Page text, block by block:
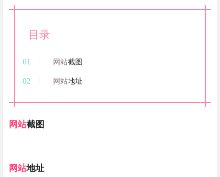
目录
网站截图
网站地址
网站截图
网站地址